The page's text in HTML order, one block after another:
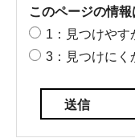
このページの情
1：見つけやす
3：見つけにく